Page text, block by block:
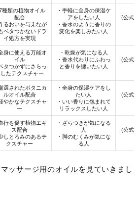
種類の植物オイル
配合
るおいを与えなが
ベタつかないドラ
イ処方を実現
・手軽に全身の保湿ケ
アをしたい人
・香水のように香りの
変化を楽しみたい人
(公式
身に使える万能オ
イル
タつかずにさらっ
したテクスチャー
・乾燥が気になる人
・香水代わりにふわっ
と香りを纏いたい人
(公式
選されたボタニカ
ルオイル配合
やかなテクスチャ
ー
・全身の保湿ケアをし
たい人
・いい香りに包まれて
リラックスしたい人
(公式
行を促す植物エキ
ス配合
しとろみのあるテ
クスチャー
・ざらつきが気になる
人
・脚のむくみが気にな
る人
(公式
ッサージ用のオイルを見ていきまし